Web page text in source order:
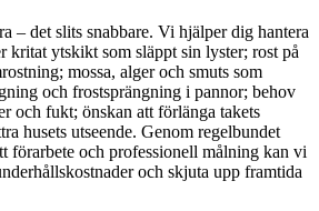
– det slits snabbare. Vi hjälper dig hantera
kritat ytskikt som släppt sin lyster; rost på
mossa, alger och smuts som
och frostsprängning i pannor; behov
och fukt; önskan att förlänga takets
husets utseende. Genom regelbundet
förarbete och professionell målning kan vi
och skjuta upp framtida